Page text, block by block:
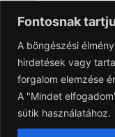
Fontosnak
A böngészési
hirdetések vagy
forgalom elemzése
A "Mindet
sütik használatához.